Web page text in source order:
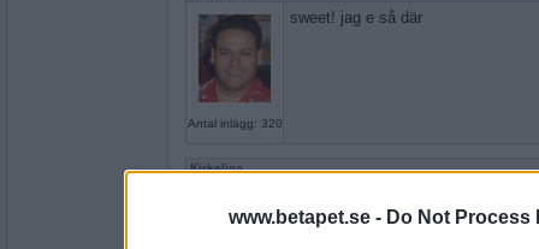
www.betapet.se - Do Not Process
Antal inlägg: 320
sweet! jag e så där
Kirkelina